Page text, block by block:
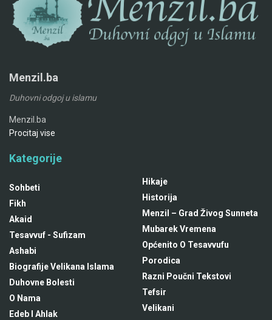
Menzil.ba
Duhovni odgoj u islamu
Menzil.ba
Procitaj vise
Kategorije
Sohbeti
Fikh
Akaid
Tesavvuf - Sufizam
Ashabi
Biografije Velikana Islama
Duhovne Bolesti
O Nama
Edeb I Ahlak
Hikaje
Historija
Menzil – Grad Živog Sunneta
Mubarek Vremena
Općenito O Tesavvufu
Porodica
Razni Poučni Tekstovi
Tefsir
Velikani